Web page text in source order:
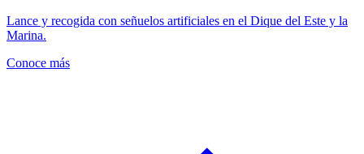
Lance y recogida con señuelos artificiales en el Dique del Este y la
Marina.
Conoce más